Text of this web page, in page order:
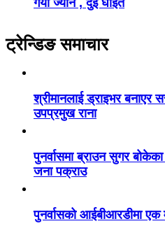
ट्रेन्डिङ समाचार
श्रीमानलाई ड्राइभर बनाएर
उपप्रमुख राना
पुनर्वासमा ब्राउन सुगर
जना पक्राउ
पुनर्वासको आईबीआरडीमा एक